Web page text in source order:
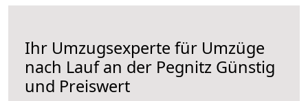
Ihr Umzugsexperte für Umzüge
nach Lauf an der Pegnitz Günstig
und Preiswert